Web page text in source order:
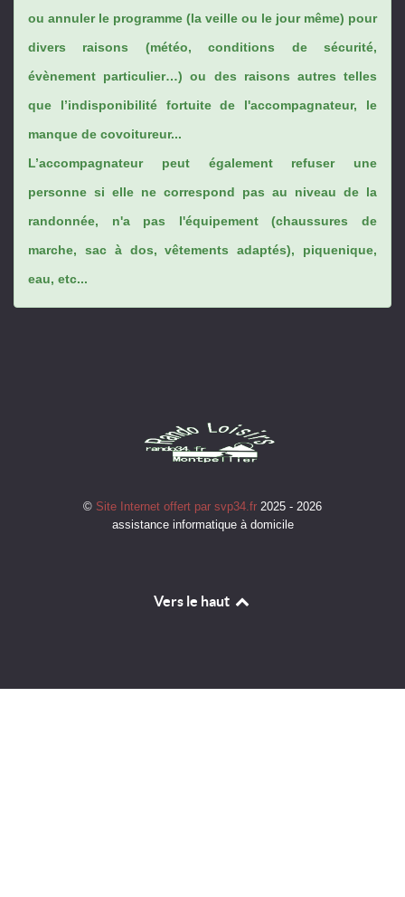
ou annuler le programme (la veille ou le jour même) pour
divers raisons (météo, conditions de sécurité,
évènement particulier…) ou des raisons autres telles
que l’indisponibilité fortuite de l'accompagnateur, le
manque de covoitureur...
L’accompagnateur peut également refuser une
personne si elle ne correspond pas au niveau de la
randonnée, n'a pas l'équipement (chaussures de
marche, sac à dos, vêtements adaptés), piquenique,
eau, etc...
© Site Internet offert par svp34.fr 2025 - 2026
assistance informatique à domicile
Vers le haut